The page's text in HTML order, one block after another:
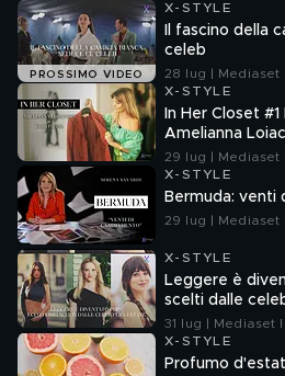
PROSSIMO VIDEO
X-STYLE
Il fascino della
celeb
28 lug | Mediaset
X-STYLE
In Her Closet
Amelianna
29 lug | Mediaset
X-STYLE
Bermuda: venti
29 lug | Mediaset
X-STYLE
Leggere è
scelti dalle
31 lug | Mediaset
X-STYLE
Profumo